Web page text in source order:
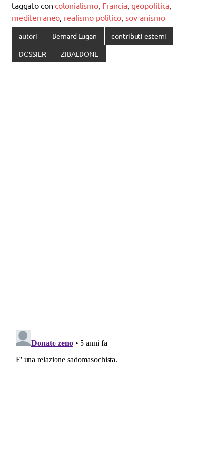
taggato con colonialismo, Francia, geopolitica,
mediterraneo, realismo politico, sovranismo
autori Bernard Lugan contributi esterni
DOSSIER ZIBALDONE